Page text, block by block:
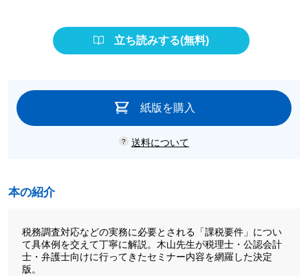
立ち読みする(無料)
紙版を購入
送料について
本の紹介
税務調査対応などの実務に必要とされる「課税要件」につい
て具体例を交えて丁寧に解説。木山先生が税理士・公認会計
士・弁護士向けに行ってきたセミナー内容を網羅した決定
版。